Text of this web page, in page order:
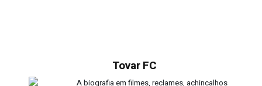
Tovar FC
A biografia em filmes, reclames, achincalhos